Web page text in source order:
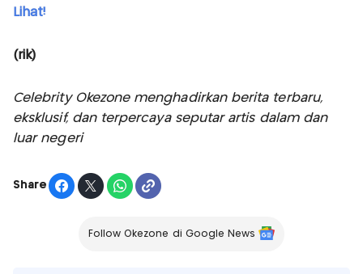
Lihat!
(rik)
Celebrity Okezone menghadirkan berita terbaru,
eksklusif, dan terpercaya seputar artis dalam dan
luar negeri
Share
Follow Okezone di Google News